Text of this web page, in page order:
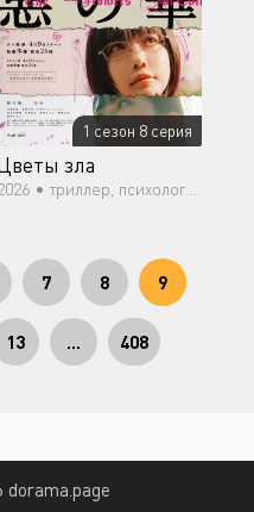
1 сезон 8 серия
зла
•триллер, психология, романтика, молодость
7 8 9
13 ... 408
dorama.page